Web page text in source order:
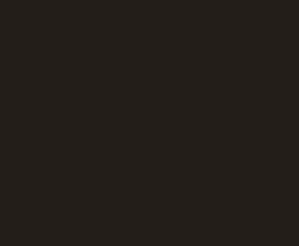
de la répartition de la